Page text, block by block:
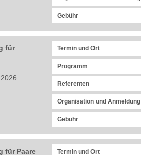
Gebühr
für
Termin und Ort
Programm
Referenten
Organisation und Anmeldung
Gebühr
für Paare
Termin und Ort